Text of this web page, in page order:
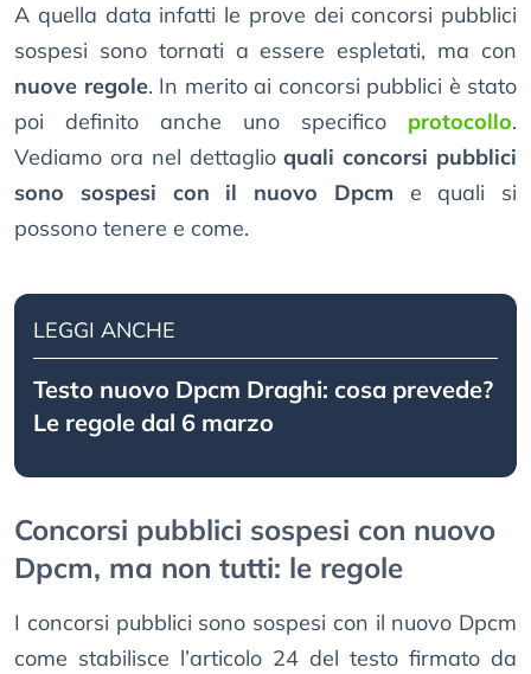
A quella data infatti le prove dei concorsi pubblici
sospesi sono tornati a essere espletati, ma con
nuove regole. In merito ai concorsi pubblici è stato
poi definito anche uno specifico protocollo.
Vediamo ora nel dettaglioquali concorsi pubblici
sono sospesi con il nuovo Dpcm e quali si
possono tenere e come.
LEGGI ANCHE
Testo nuovo Dpcm Draghi: cosa prevede?
Le regole dal 6 marzo
Concorsi pubblici sospesi con nuovo
Dpcm, ma non tutti: le regole
I concorsi pubblici sono sospesi con il nuovo Dpcm
come stabilisce l’articolo 24 del testo firmato da